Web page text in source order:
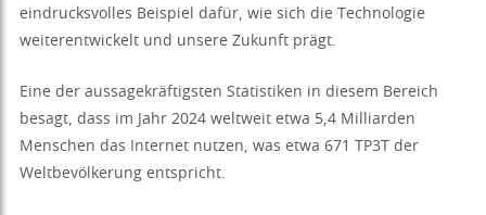
eindrucksvolles Beispiel dafür, wie sich die Technologie
weiterentwickelt und unsere Zukunft prägt.
Eine der aussagekräftigsten Statistiken in diesem Bereich
besagt, dass im Jahr 2024 weltweit etwa 5,4 Milliarden
Menschen das Internet nutzen, was etwa 671 TP3T der
Weltbevölkerung entspricht.